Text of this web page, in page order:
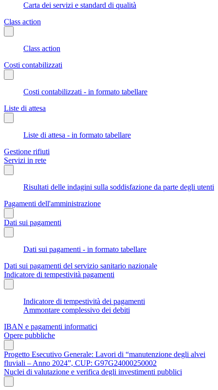
Carta dei servizi e standard di qualità
Class action
Class action
Costi contabilizzati
Costi contabilizzati - in formato tabellare
Liste di attesa
Liste di attesa - in formato tabellare
Gestione rifiuti
Servizi in rete
Risultati delle indagini sulla soddisfazione da parte degli utenti
Pagamenti dell'amministrazione
Dati sui pagamenti
Dati sui pagamenti - in formato tabellare
Dati sui pagamenti del servizio sanitario nazionale
Indicatore di tempestività pagamenti
Indicatore di tempestività dei pagamenti
Ammontare complessivo dei debiti
IBAN e pagamenti informatici
Opere pubbliche
Progetto Esecutivo Generale: Lavori di “manutenzione degli alvei
fluviali – Anno 2024”, CUP: G97G24000250002
Nuclei di valutazione e verifica degli investimenti pubblici